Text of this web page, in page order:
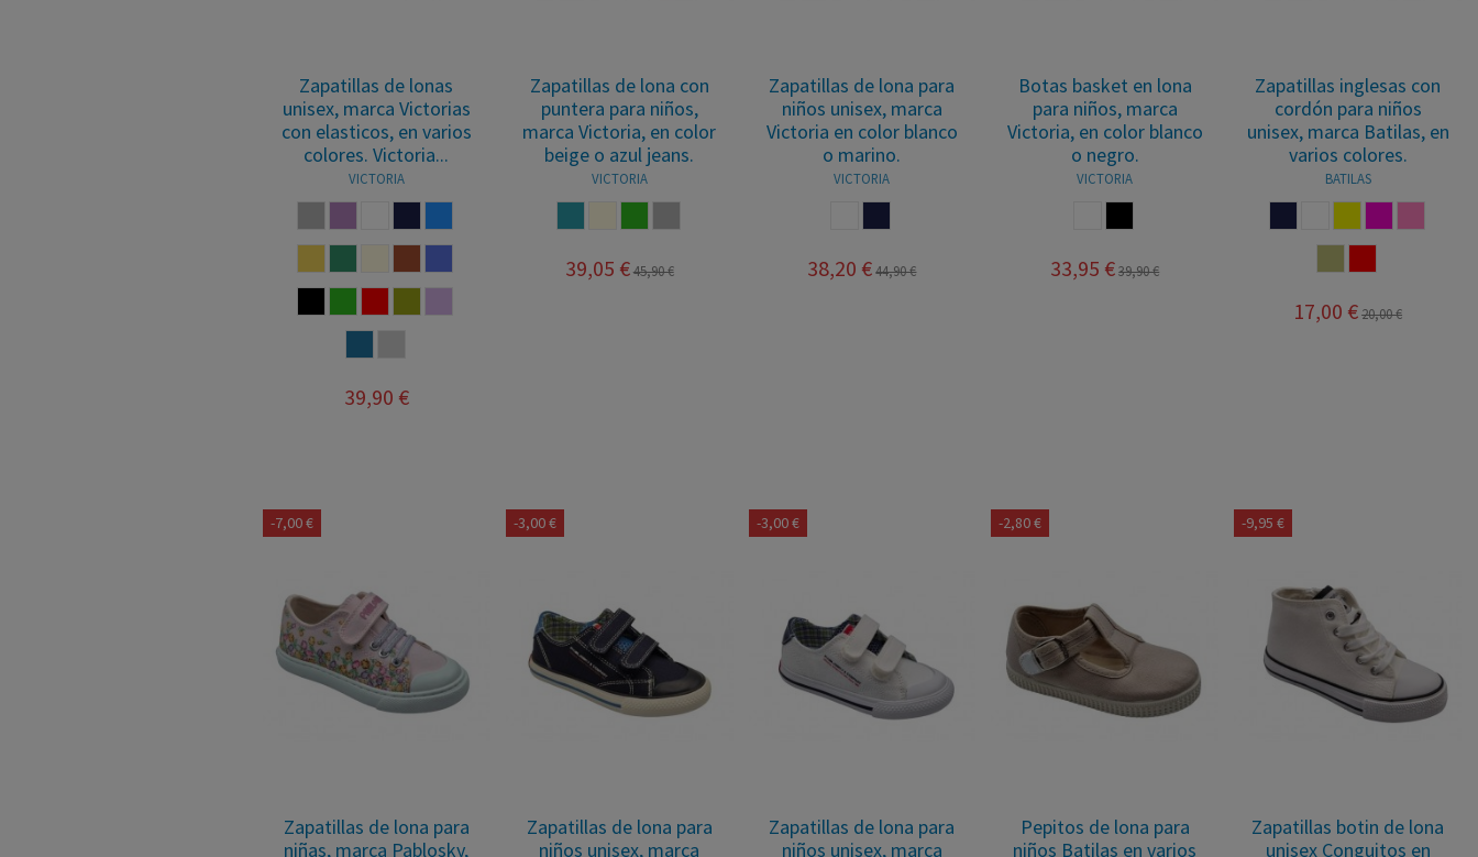
Zapatillas de lonas
unisex, marca Victorias
con elasticos, en varios
colores. Victoria...
VICTORIA
39,90 €
Zapatillas de lona con
puntera para niños,
marca Victoria, en color
beige o azul jeans.
VICTORIA
39,05 € 45,90 €
Zapatillas de lona para
niños unisex, marca
Victoria en color blanco
o marino.
VICTORIA
38,20 € 44,90 €
Botas basket en lona
para niños, marca
Victoria, en color blanco
o negro.
VICTORIA
33,95 € 39,90 €
Zapatillas inglesas con
cordón para niños
unisex, marca Batilas, en
varios colores.
BATILAS
17,00 €20,00 €
-7,00 €
Zapatillas de lona para
niñas, marca Pablosky,
-3,00 €
Zapatillas de lona para
niños unisex, marca
-3,00 €
Zapatillas de lona para
niños unisex, marca
-2,80 €
Pepitos de lona para
niños Batilas en varios
-9,95 €
Zapatillas botin de lona
unisex Conguitos en